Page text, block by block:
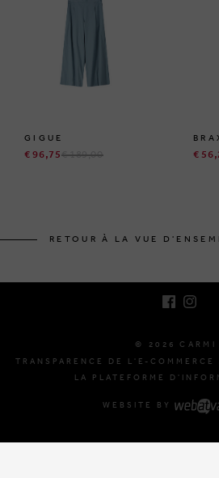
GIGUE
€ 96,75€ 189,00 €
RETOUR À LA VUE
© 2026 CARMI
TRANSPARENCE DE L'E-
LA PLATEFORME
WEBSITE BY